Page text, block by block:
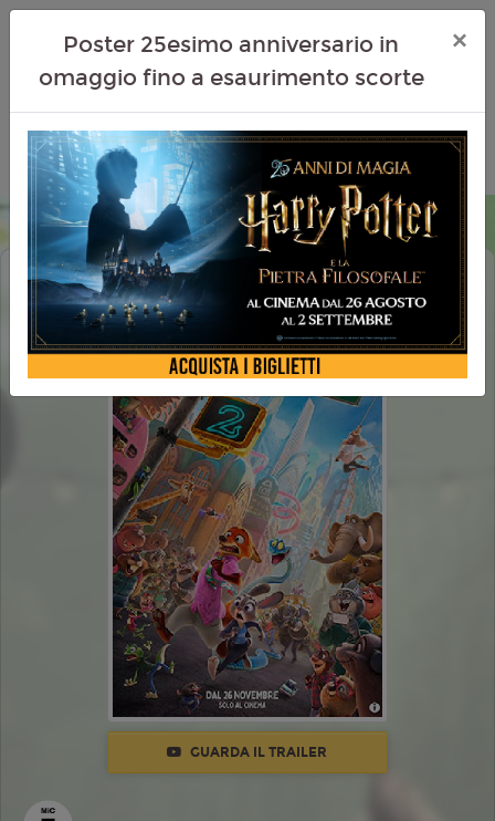
ZOOTROPOLIS 2 (ZOOTOPIA 2)
DOLBY ATMOS
GUARDA IL TRAILER
Poster 25esimo anniversario in
omaggio fino a esaurimento scorte
×